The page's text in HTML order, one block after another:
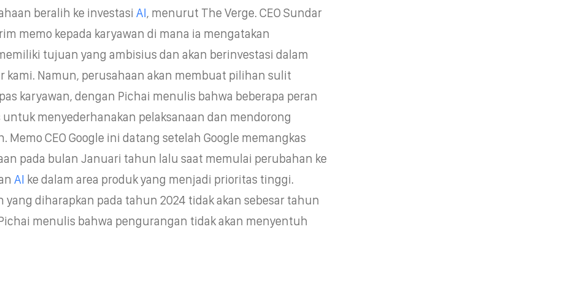
beralih ke investasi AI, menurut The Verge. CEO Sundar
memo kepada karyawan di mana ia mengatakan
tujuan yang ambisius dan akan berinvestasi dalam
kami. Namun, perusahaan akan membuat pilihan sulit
karyawan, dengan Pichai menulis bahwa beberapa peran
menyederhanakan pelaksanaan dan mendorong
Memo CEO Google ini datang setelah Google memangkas
pada bulan Januari tahun lalu saat memulai perubahan ke
AI ke dalam area produk yang menjadi prioritas tinggi.
yang diharapkan pada tahun 2024 tidak akan sebesar tahun
menulis bahwa pengurangan tidak akan menyentuh